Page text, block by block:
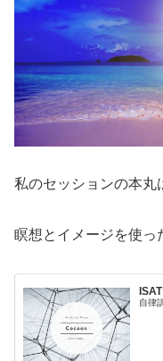
私のセッションの本丸
瞑想とイメージを使っ
自律